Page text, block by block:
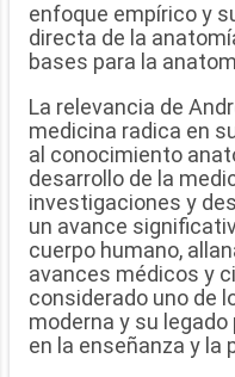
enfoque empírico y
directa de la
bases para la
La relevancia de
medicina radica en
al conocimiento
desarrollo de la
investigaciones y
un avance
cuerpo humano,
avances médicos y
considerado uno de
moderna y su
en la enseñanza y la